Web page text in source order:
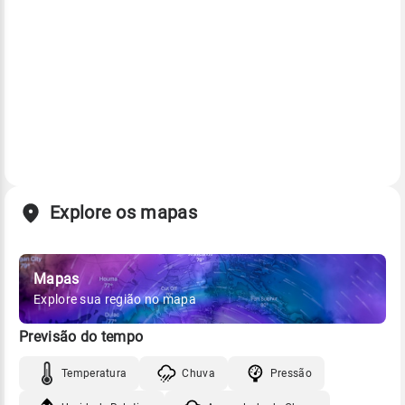
Explore os mapas
Mapas
Explore sua região no mapa
Previsão do tempo
Temperatura Chuva Pressão